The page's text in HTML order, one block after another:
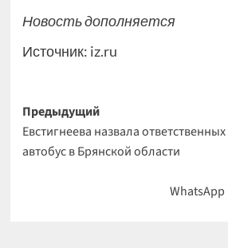
Новость дополняется
Источник: iz.ru
Навигация
записи
Предыдущий
Евстигнеева назвала
автобус в Брянской области